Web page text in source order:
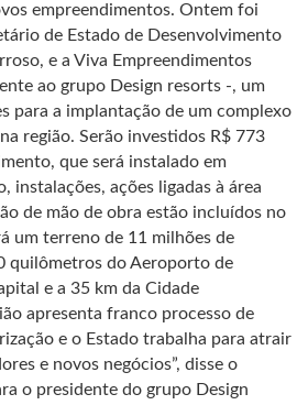
empreendimentos. Ontem foi
de Estado de Desenvolvimento
e a Viva Empreendimentos
ao grupo Design resorts -, um
para a implantação de um complexo
região. Serão investidos R$ 773
que será instalado em
instalações, ações ligadas à área
de mão de obra estão incluídos no
um terreno de 11 milhões de
quilômetros do Aeroporto de
e a 35 km da Cidade
apresenta franco processo de
e o Estado trabalha para atrair
e novos negócios”, disse o
o presidente do grupo Design